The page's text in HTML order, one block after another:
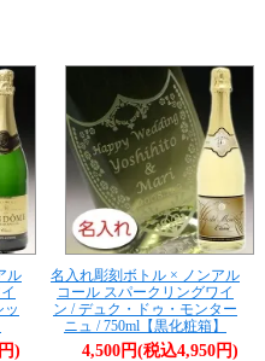
ル
ッ
)
名入れ彫刻ボトル × ノンアル
コール スパークリングワイ
ン / デュク・ドゥ・モンター
ニュ / 750ml【黒化粧箱】
4,500円(税込4,950円)